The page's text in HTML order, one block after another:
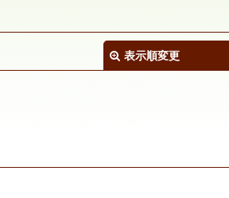
表示順変更